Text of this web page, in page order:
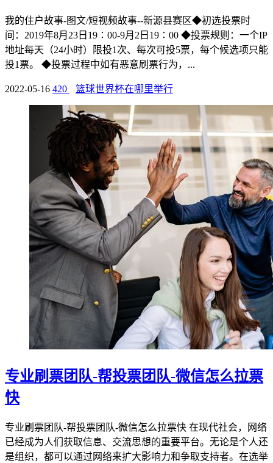
我的住户故事-图文/短视频故事--新源县赛区◆初选投票时
间：2019年8月23日19∶00-9月2日19∶00 ◆投票规则：一个IP
地址每天（24小时）限投1次、每次可投5票，每个候选项只能
投1票。 ◆投票过程中如有恶意刷票行为，...
2022-05-16 420 篮球世界杯在哪里举行
专业刷票团队-帮投票团队-微信怎么拉票
快
专业刷票团队-帮投票团队-微信怎么拉票快 在现代社会，网络
已经成为人们获取信息、交流思想的重要平台。无论是个人还
是组织，都可以通过网络来扩大影响力和争取支持者。在选举